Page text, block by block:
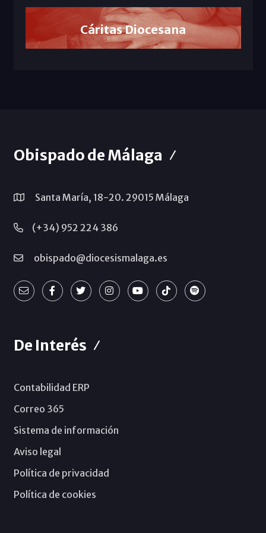
Cáritas Diocesana
Obispado de Málaga
Santa María, 18-20. 29015 Málaga
(+34) 952 224 386
obispado@diocesismalaga.es
De Interés
Contabilidad ERP
Correo 365
Sistema de información
Aviso legal
Política de privacidad
Política de cookies